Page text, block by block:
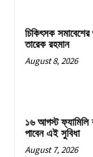
চিকিৎসক
তারেক রহমান
August 8, 2026
১৬ আগস্ট ফ্যামিলি
পাবেন এই সুবিধা
August 7, 2026